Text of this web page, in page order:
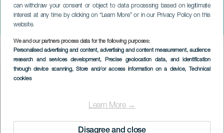
can withdraw your consent or object to data processing based on legitimate
interest at any time by clicking on “Learn More” or in our Privacy Policy on this
website.
We and our partners process data for the following purposes:
Personalised advertising and content, advertising and content measurement, audience
research and services development, Precise geolocation data, and identification
through device scanning, Store and/or access information on a device, Technical
cookies
Learn More →
Disagree and close
Stolz auf das Sein
GRAN CANARIA
Imagen
Listado